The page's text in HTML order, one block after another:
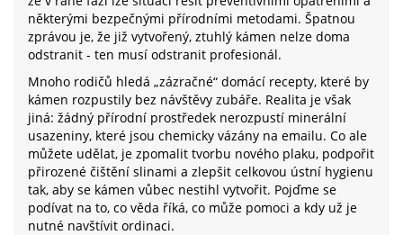
některými bezpečnými přírodními metodami. Špatnou
zprávou je, že již vytvořený, ztuhlý kámen nelze doma
odstranit - ten musí odstranit profesionál.
Mnoho rodičů hledá „zázračné“ domácí recepty, které by
kámen rozpustily bez návštěvy zubáře. Realita je však
jiná: žádný přírodní prostředek nerozpustí minerální
usazeniny, které jsou chemicky vázány na emailu. Co ale
můžete udělat, je zpomalit tvorbu nového plaku, podpořit
přirozené čištění slinami a zlepšit celkovou ústní hygienu
tak, aby se kámen vůbec nestihl vytvořit. Pojďme se
podívat na to, co věda říká, co může pomoci a kdy už je
nutné navštívit ordinaci.